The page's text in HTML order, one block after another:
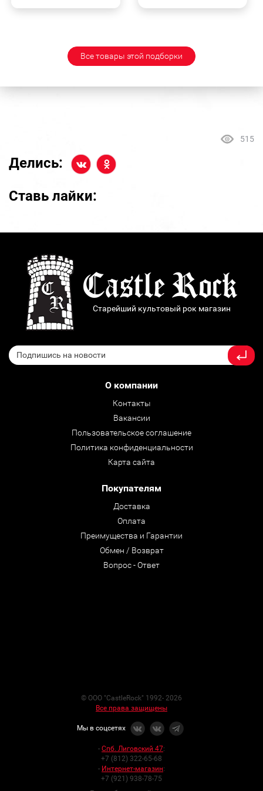
Все товары этой подборки
515
Делись:
Ставь лайки:
Старейший культовый рок магазин
О компании
Контакты
Вакансии
Пользовательское соглашение
Политика конфиденциальности
Карта сайта
Покупателям
Доставка
Оплата
Преимущества и Гарантии
Обмен / Возврат
Вопрос - Ответ
© ООО "CastleRock" 1992- 2026
Все права защищены
Мы в соцсетях
- Спб. Лиговский 47:
+7 (812) 322-65-68
- Интернет-магазин:
+7 (921) 938-78-75